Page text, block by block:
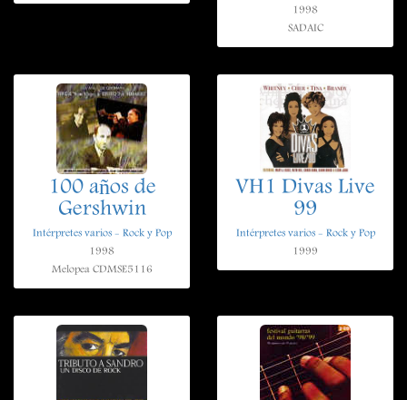
1998
SADAIC
100 años de
Gershwin
Intérpretes varios - Rock y Pop
1998
Melopea CDMSE5116
VH1 Divas Live
99
Intérpretes varios - Rock y Pop
1999